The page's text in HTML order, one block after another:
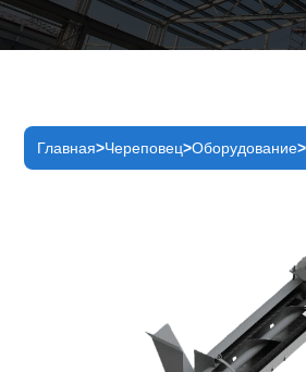
Главная Череповец Оборудование